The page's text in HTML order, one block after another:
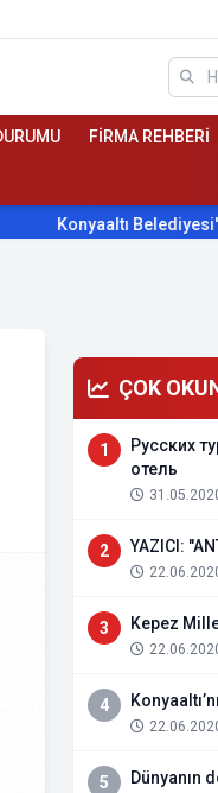
FİRMA REHBERİ
Belediyesi'nden
ÇOK
1
Русских
отель
2 YAZICI:
3 Kepez
4
5 Dünyanın